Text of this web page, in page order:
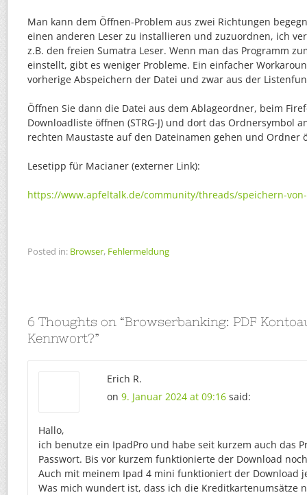
Man kann dem Öffnen-Problem aus zwei Richtungen
einen anderen Leser zu installieren und zuzuordnen, ich
z.B. den freien Sumatra Leser. Wenn man das Programm
einstellt, gibt es weniger Probleme. Ein einfacher
vorherige Abspeichern der Datei und zwar aus der
Öffnen Sie dann die Datei aus dem Ablageordner, beim
Downloadliste öffnen (STRG-J) und dort das Ordnersymbol
rechten Maustaste auf den Dateinamen gehen und Ordner
Lesetipp für Macianer (externer Link):
https://www.apfeltalk.de/community/threads/speichern-
Posted in: Browser, Fehlermeldung
6 Thoughts on “Browserbanking: PDF
Kennwort?”
Erich R.
on 9. Januar 2024 at 09:16 said:
Hallo,
ich benutze ein IpadPro und habe seit kurzem auch das
Passwort. Bis vor kurzem funktionierte der Download
Auch mit meinem Ipad 4 mini funktioniert der Download
Was mich wundert ist, dass ich die Kreditkartenumsätze